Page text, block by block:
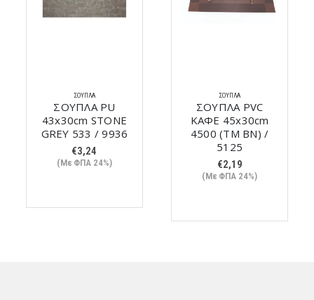
ΣΟΥΠΛΆ
ΣΟΥΠΛΑ PU
43x30cm STONE
GREY 533 / 9936
€3,24
(Με ΦΠΑ 24%)
ΣΟΥΠΛΆ
ΣΟΥΠΛΑ PVC
ΚΑΦΕ 45x30cm
4500 (TM BN) /
5125
€2,19
(Με ΦΠΑ 24%)